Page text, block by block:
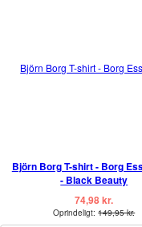
Björn Borg T-shirt - Borg
- Black Beauty
74,98 kr.
Oprindeligt:149,95 kr.